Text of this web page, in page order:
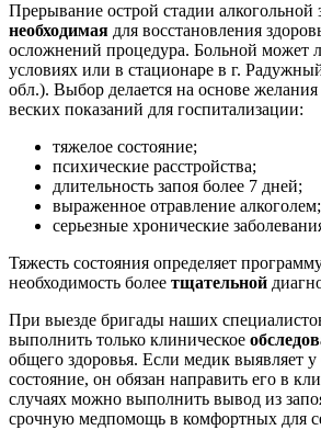
Прерывание острой стадии алкогольной
необходимая для восстановления
осложнений процедура. Больной может
условиях или в стационаре в г.
обл.). Выбор делается на основе
веских показаний для госпитализации:
тяжелое состояние;
психические расстройства;
длительность запоя более 7 дней;
выраженное отравление алкоголем;
серьезные хронические
Тяжесть состояния определяет
необходимость более тщательной
При выезде бригады наших
выполнить только клиническое
общего здоровья. Если медик выявляет у
состояние, он обязан направить его в
случаях можно выполнить вывод из
срочную медпомощь в комфортных для